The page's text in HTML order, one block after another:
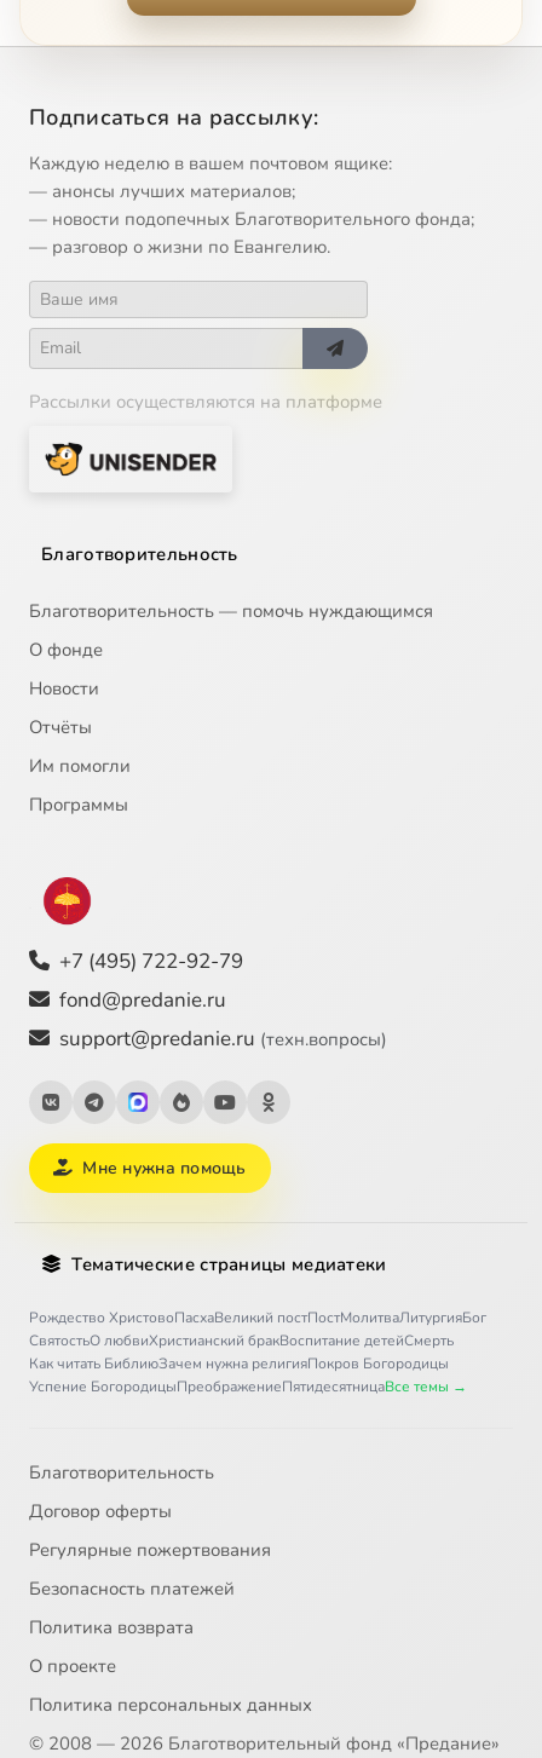
Граф Андре
Подписаться на рассылку:
Каждую неделю в вашем почтовом ящике:
— анонсы лучших материалов;
— новости подопечных Благотворительного фонда;
— разговор о жизни по Евангелию.
Рассылки осуществляются на платформе
Благотворительность
Благотворительность — помочь нуждающимся
О фонде
Новости
Отчёты
Им помогли
Программы
+7 (495) 722-92-79
fond@predanie.ru
support@predanie.ru (техн.вопросы)
Мне нужна помощь
Тематические страницы медиатеки
Рождество ХристовоПасхаВеликий постПостМолитваЛитургияБог
СвятостьО любвиХристианский бракВоспитание детейСмерть
Как читать БиблиюЗачем нужна религияПокров Богородицы
Успение БогородицыПреображениеПятидесятницаВсе темы →
Благотворительность
Договор оферты
Регулярные пожертвования
Безопасность платежей
Политика возврата
О проекте
Политика персональных данных
© 2008 — 2026 Благотворительный фонд «Предание»